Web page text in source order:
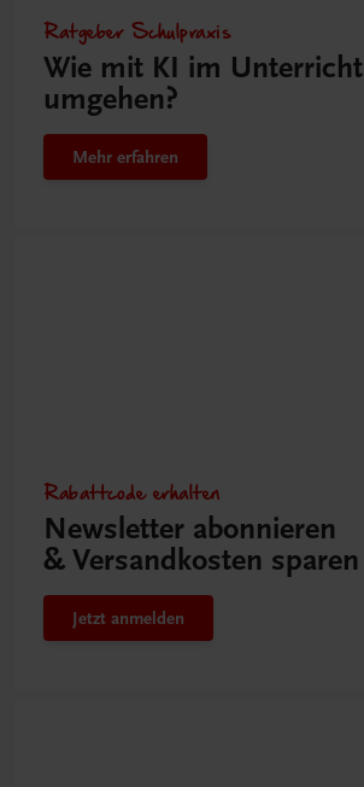
Ratgeber Schulpraxis
Wie mit KI im Unterricht
umgehen?
Mehr erfahren
Rabattcode erhalten
Newsletter abonnieren
& Versandkosten sparen
Jetzt anmelden